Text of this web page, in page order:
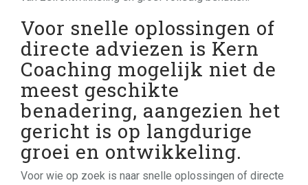
Voor snelle oplossingen of
directe adviezen is Kern
Coaching mogelijk niet de
meest geschikte
benadering, aangezien het
gericht is op langdurige
groei en ontwikkeling.
Voor wie op zoek is naar snelle oplossingen of directe